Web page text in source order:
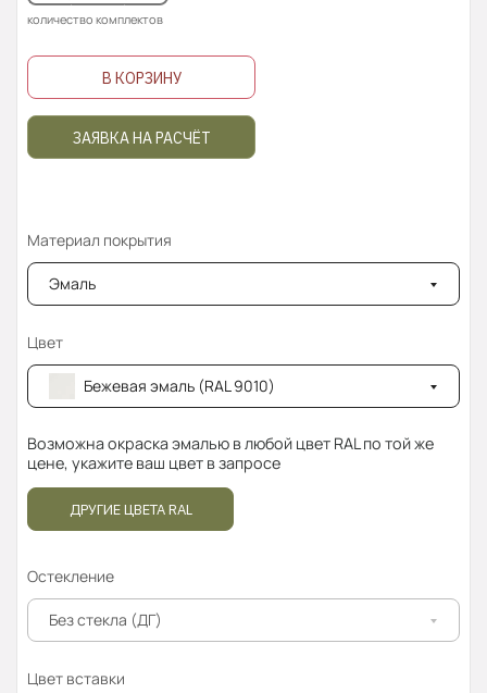
количество комплектов
В КОРЗИНУ
ЗАЯВКА НА РАСЧЁТ
Материал покрытия
Эмаль
Цвет
Бежевая эмаль (RAL 9010)
Возможна окраска эмалью в любой цвет RAL по той же
цене, укажите ваш цвет в запросе
ДРУГИЕ ЦВЕТА RAL
Остекление
Без стекла (ДГ)
Цвет вставки